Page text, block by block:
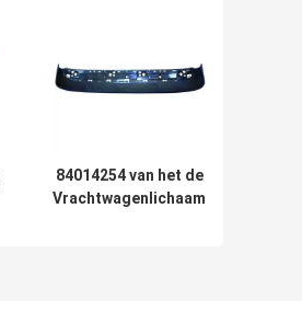
84014254 van het de
Vrachtwagenlichaam